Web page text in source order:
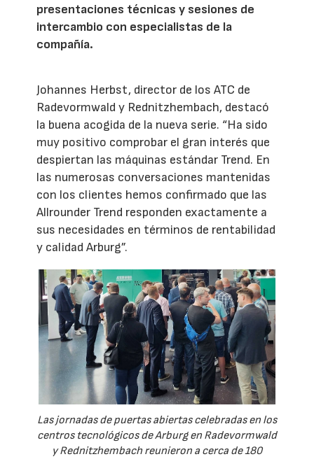
presentaciones técnicas y sesiones de
intercambio con especialistas de la
compañía.
Johannes Herbst, director de los ATC de
Radevormwald y Rednitzhembach, destacó
la buena acogida de la nueva serie. “Ha sido
muy positivo comprobar el gran interés que
despiertan las máquinas estándar Trend. En
las numerosas conversaciones mantenidas
con los clientes hemos confirmado que las
Allrounder Trend responden exactamente a
sus necesidades en términos de rentabilidad
y calidad Arburg”.
Las jornadas de puertas abiertas celebradas en los
centros tecnológicos de Arburg en Radevormwald
y Rednitzhembach reunieron a cerca de 180